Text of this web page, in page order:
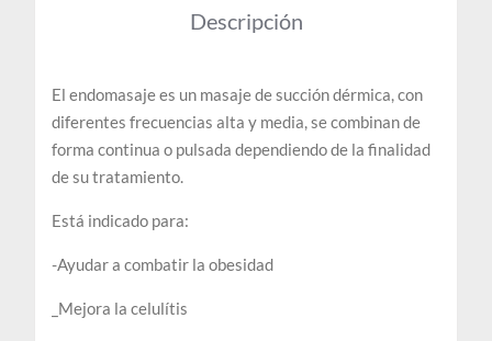
Descripción
El endomasaje es un masaje de succión dérmica, con
diferentes frecuencias alta y media, se combinan de
forma continua o pulsada dependiendo de la finalidad
de su tratamiento.
Está indicado para:
-Ayudar a combatir la obesidad
_Mejora la celulítis